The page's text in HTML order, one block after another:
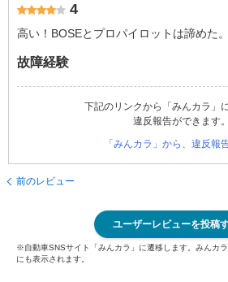
4
高い！BOSEとプロパイロットは諦めた
故障経験
下記のリンクから「みんカラ」
違反報告ができます。
「みんカラ」から、違反報
前のレビュー
ユーザーレビューを投稿
※自動車SNSサイト「みんカラ」に遷移します。みんカ
にも表示されます。